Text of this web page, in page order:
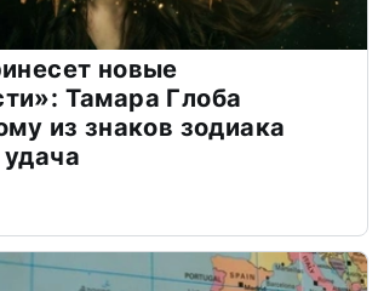
новые
Тамара Глоба
из знаков зодиака